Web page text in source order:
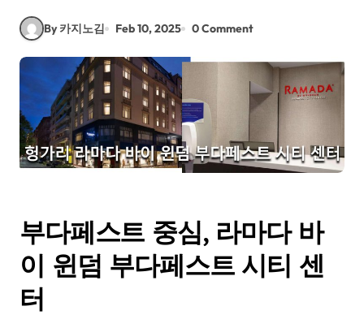
By 카지노김 Feb 10, 2025 0 Comment
부다페스트 중심, 라마다 바
이 윈덤 부다페스트 시티 센
터